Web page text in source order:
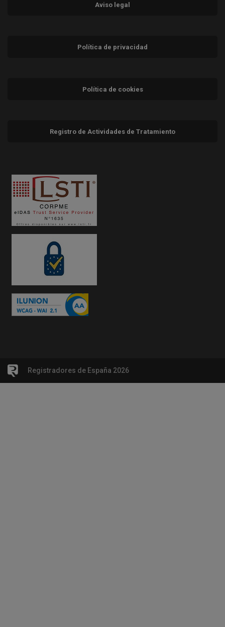
Aviso legal
Política de privacidad
Política de cookies
Registro de Actividades de Tratamiento
Registradores de España 2026